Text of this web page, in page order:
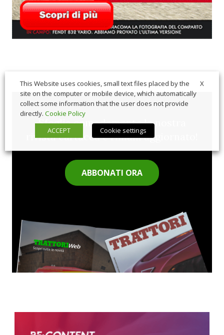
Sfoglia comodamente la nostra
rivista cartacea e rimani aggiornato!
ABBONATI ORA
X
This Website uses cookies, small text files placed by the
site on the computer or mobile device, which automatically
collect some information that the user does not provide
directly. Cookie Policy
ACCEPT
Cookie settings